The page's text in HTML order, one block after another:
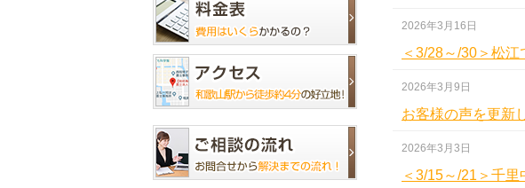
2026年3月16日
＜3/28～/30＞松
2026年3月9日
お客様の声を更新
2026年3月3日
＜3/15～/21＞千